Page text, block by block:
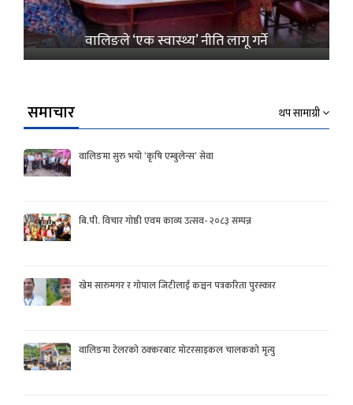
वालिङले ‘एक स्वास्थ्य’ नीति लागू गर्ने
समाचार थप सामाग्री
वालिङमा सुरु भयो ‘कृषि एम्बुलेन्स’ सेवा
बि.पी. विचार गोष्ठी एवम काव्य उत्सव- २०८३ सम्पन्न
खेम सारुमगर र गोपाल जिटीलाई कञ्चन पत्रकरिता पुरस्कार
वालिङमा टेलरको ठक्करबाट मोटरसाइकल चालकको मृत्यु